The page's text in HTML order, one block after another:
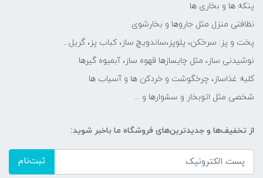
پنکه ها و بخاری ها
نظافتی منزل مثل جاروها و بخارشوی
پخت و پز: سرخکن، پلوپز،ساندویچ ساز، کباب پز، گریل...
نوشیدنی ساز، مثل چایسازها قهوه ساز، آبمیوه گیرها
کلیه غذاساز، چرخگوشت و خردکن ها و آسیاب ها
شخصی مثل اتوبخار و سشوارها و ...
از تخفیف‌ها و جدیدترین‌های فروشگاه ما باخبر شوید:
ثبت‌نام